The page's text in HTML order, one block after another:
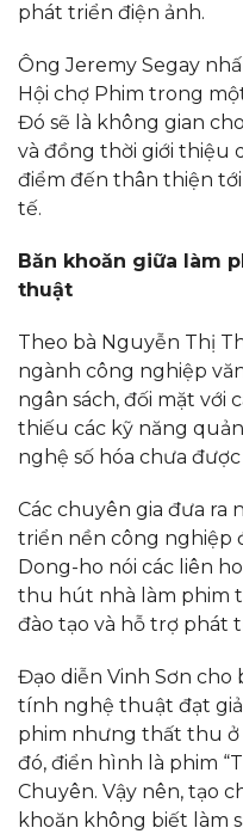
phát triển điện ảnh.
Ông Jeremy Segay
Hội chợ Phim trong
Đó sẽ là không gian
và đồng thời giới thiệu
điểm đến thân thiện
tế.
Băn khoăn giữa làm
thuật
Theo bà Nguyễn Thị
ngành công nghiệp
ngân sách, đối mặt với
thiếu các kỹ năng
nghệ số hóa chưa
Các chuyên gia đưa ra
triển nền công nghiệp
Dong-ho nói các liên
thu hút nhà làm phim
đào tạo và hỗ trợ phát
Đạo diễn Vinh Sơn cho
tính nghệ thuật đạt
phim nhưng thất thu ở
đó, điển hình là phim
Chuyên. Vậy nên, tạo
khoăn không biết làm